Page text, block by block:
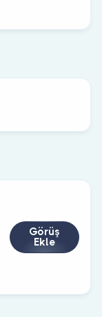
Görüş
Ekle